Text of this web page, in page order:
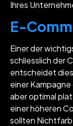
Ihres
E-
Einer der
schliesslich der
entscheidet
einer
aber optimal
einer höheren
sollten